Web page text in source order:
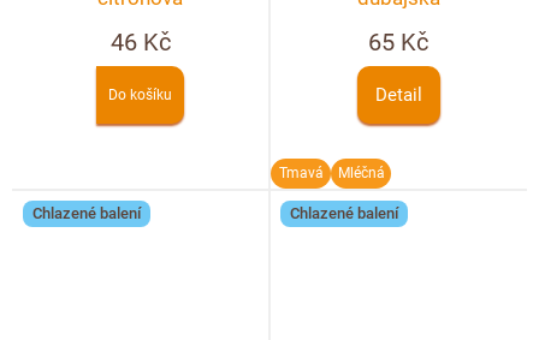
46 Kč
Do košíku
65 Kč
Detail
Tmavá Mléčná
Chlazené balení Chlazené balení